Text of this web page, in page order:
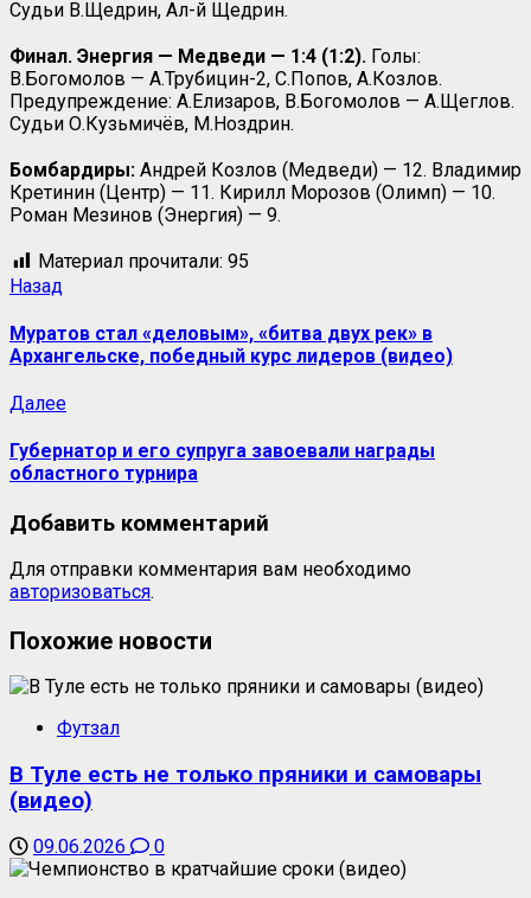
Судьи В.Щедрин, Ал-й Щедрин.
Финал. Энергия — Медведи — 1:4 (1:2). Голы:
В.Богомолов — А.Трубицин-2, С.Попов, А.Козлов.
Предупреждение: А.Елизаров, В.Богомолов — А.Щеглов.
Судьи О.Кузьмичёв, М.Ноздрин.
Бомбардиры: Андрей Козлов (Медведи) — 12. Владимир
Кретинин (Центр) — 11. Кирилл Морозов (Олимп) — 10.
Роман Мезинов (Энергия) — 9.
Материал прочитали: 95
Назад
Муратов стал «деловым», «битва двух рек» в
Архангельске, победный курс лидеров (видео)
Далее
Губернатор и его супруга завоевали награды
областного турнира
Добавить комментарий
Для отправки комментария вам необходимо
авторизоваться.
Похожие новости
Футзал
В Туле есть не только пряники и самовары
(видео)
09.06.2026 0